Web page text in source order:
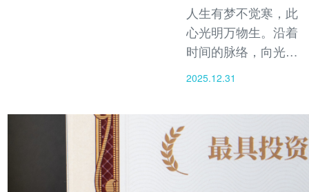
人生有梦不觉寒，此
心光明万物生。沿着
时间的脉络，向光而
行、一路向前，不惧
里，以从容不迫的姿
2025.12.31